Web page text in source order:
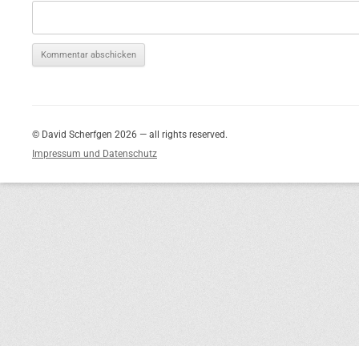
© David Scherfgen 2026 — all rights reserved.
Impressum und Datenschutz